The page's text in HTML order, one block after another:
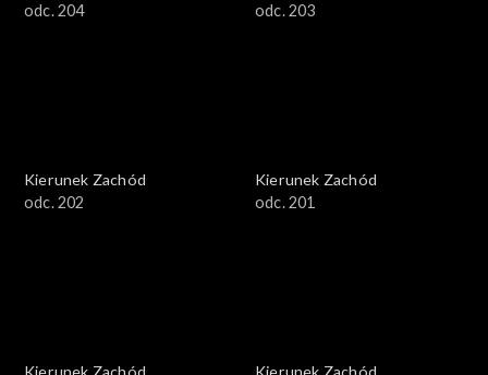
odc. 204
odc. 203
Kierunek Zachód
odc. 202
Kierunek Zachód
odc. 201
Kierunek Zachód Kierunek Zachód